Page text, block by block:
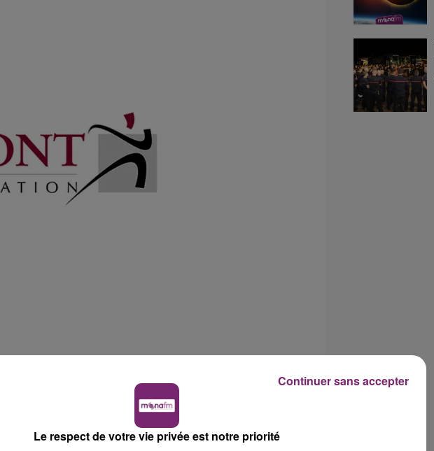
situé à Libercourt recrute actuellement
Le respect de votre vie privée est notre priorité
Continuer sans accepter